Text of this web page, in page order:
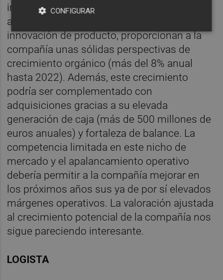
internos como consecuencia de su
avanzada plataforma tecnológica y continua
innovación de producto, proporcionan a la
compañía unas sólidas perspectivas de
crecimiento orgánico (más del 8% anual
hasta 2022). Además, este crecimiento
podría ser complementado con
adquisiciones gracias a su elevada
generación de caja (más de 500 millones de
euros anuales) y fortaleza de balance. La
competencia limitada en este nicho de
mercado y el apalancamiento operativo
debería permitir a la compañía mejorar en
los próximos años sus ya de por sí elevados
márgenes operativos. La valoración ajustada
al crecimiento potencial de la compañía nos
sigue pareciendo interesante.
LOGISTA
CONFIGURAR